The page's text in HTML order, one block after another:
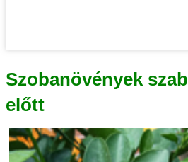
Szobanövények
előtt